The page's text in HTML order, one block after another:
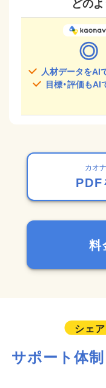
◎
人材データをAI
目標・評価もAI
カオ
料
シェ
サポート体